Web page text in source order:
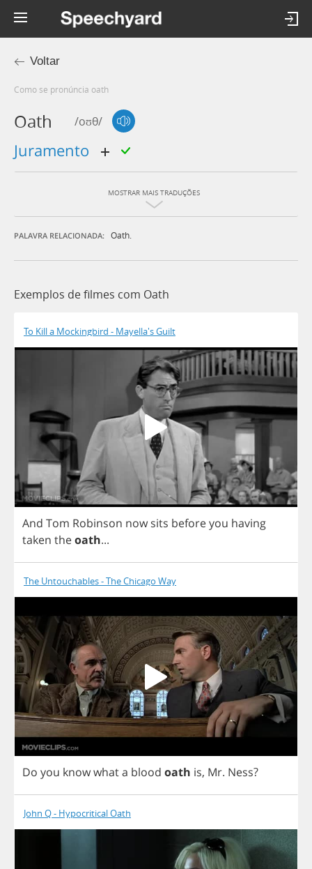
Voltar
Como se pronúncia oath
Oath /oʊθ/
juramento
MOSTRAR MAIS TRADUÇÕES
PALAVRA RELACIONADA: Oath.
Exemplos de filmes com Oath
To Kill a Mockingbird - Mayella's Guilt
And Tom Robinson now sits beforeyou having
taken theoath...
The Untouchables - The Chicago Way
Do you knowwhata blood oath is, Mr. Ness?
John Q - Hypocritical Oath